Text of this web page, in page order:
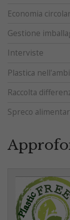
Economia
Gestione
Interviste
Plastica
Raccolta
Spreco